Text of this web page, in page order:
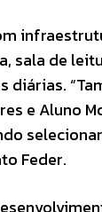
sala de
diárias.
e Aluno
Feder.